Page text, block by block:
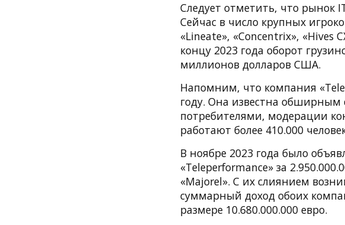
Следует отметить, что рынок
Сейчас в число крупных
«Lineate», «Concentrix», «Hives
концу 2023 года оборот
миллионов долларов США.
Напомним, что компания
году. Она известна
потребителями, модерации
работают более 410.000
В ноябре 2023 года было
«Teleperformance» за
«Majorel». С их слиянием
суммарный доход обоих
размере 10.680.000.000 евро.